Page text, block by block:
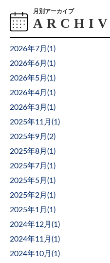
月別アーカイブ
2026年7月(1)
2026年6月(1)
2026年5月(1)
2026年4月(1)
2026年3月(1)
2025年11月(1)
2025年9月(2)
2025年8月(1)
2025年7月(1)
2025年5月(1)
2025年2月(1)
2025年1月(1)
2024年12月(1)
2024年11月(1)
2024年10月(1)